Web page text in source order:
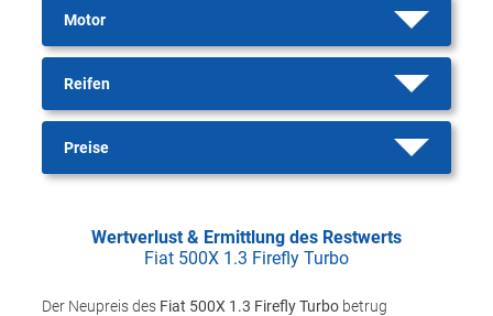
Motor
Reifen
Preise
Wertverlust & Ermittlung des Restwerts
Fiat 500X 1.3 Firefly Turbo
Der Neupreis des Fiat 500X 1.3 Firefly Turbo betrug